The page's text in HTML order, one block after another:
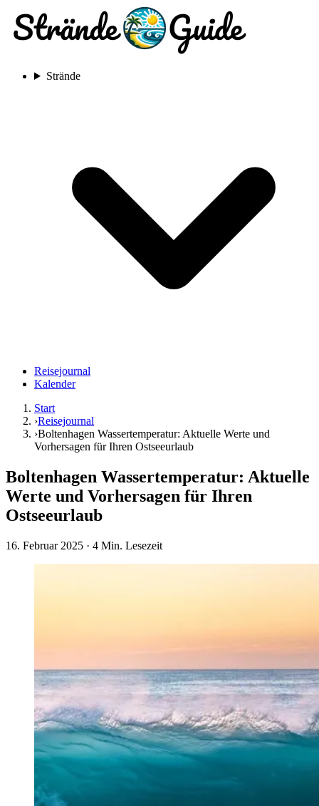
Strände
Reisejournal
Kalender
Start
›Reisejournal
›Boltenhagen Wassertemperatur: Aktuelle Werte und
Vorhersagen für Ihren Ostseeurlaub
Boltenhagen Wassertemperatur: Aktuelle
Werte und Vorhersagen für Ihren
Ostseeurlaub
16. Februar 2025 · 4 Min. Lesezeit